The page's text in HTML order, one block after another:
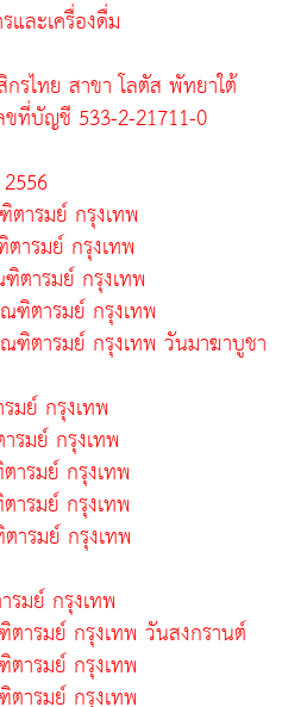
และเครื่องดื่ม
รไทย สาขา โลตัส พัทยาใต้
ที่บัญชี 533-2-21711-0
ารมย์ กรุงเทพ
ารมย์ กรุงเทพ
ตารมย์ กรุงเทพ
ฑิตารมย์ กรุงเทพ
ตารมย์ กรุงเทพ วันมาฆาบูชา
มย์ กรุงเทพ
มย์ กรุงเทพ
รมย์ กรุงเทพ
รมย์ กรุงเทพ
ารมย์ กรุงเทพ
มย์ กรุงเทพ
ารมย์ กรุงเทพ วันสงกรานต์
ารมย์ กรุงเทพ
ารมย์ กรุงเทพ